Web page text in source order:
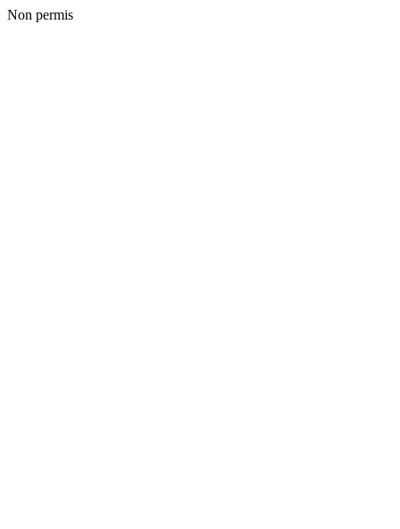
Non permis